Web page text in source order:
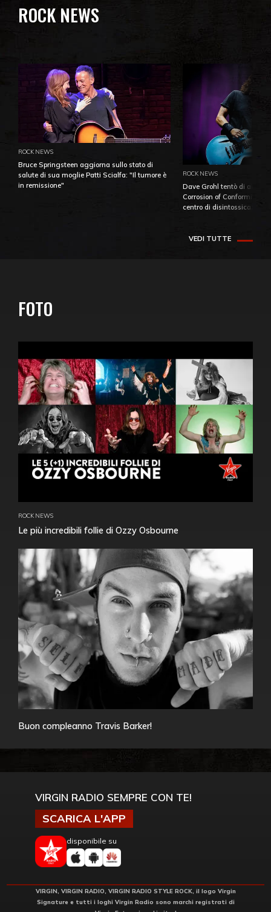
ROCK NEWS
ROCK NEWS
Bruce Springsteen aggiorna sullo stato di
salute di sua moglie Patti Scialfa: "Il tumore è
in remissione"
ROCK NEWS
Dave Grohl tentò di
Corrosion of Conformity
centro di
VEDI TUTTE
FOTO
ROCK NEWS
Le più incredibili follie di Ozzy Osbourne
Buon compleanno Travis Barker!
VIRGIN RADIO SEMPRE CON TE!
SCARICA L'APP
disponibile su
VIRGIN, VIRGIN RADIO, VIRGIN RADIO STYLE ROCK, il logo Virgin
Signature e tutti i loghi Virgin Radio sono marchi registrati di